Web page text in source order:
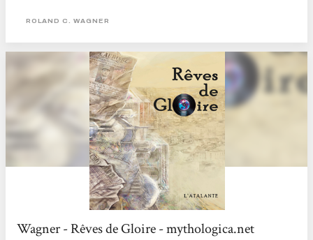
ROLAND C. WAGNER
Wagner - Rêves de Gloire - mythologica.net